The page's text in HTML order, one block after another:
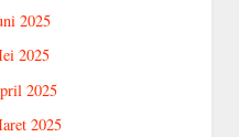
2025
2025
2025
2025